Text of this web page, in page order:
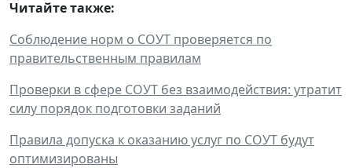
Читайте также:
Соблюдение норм о СОУТ проверяется по
правительственным правилам
Проверки в сфере СОУТ без взаимодействия: утратит
силу порядок подготовки заданий
Правила допуска к оказанию услуг по СОУТ будут
оптимизированы